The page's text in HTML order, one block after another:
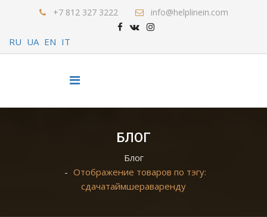
+7 812 327 3222 info@helplinein.com
RU UA EN IT
БЛОГ
Блог
Отображение товаров по тэгу:
сдачатаймшераваренду